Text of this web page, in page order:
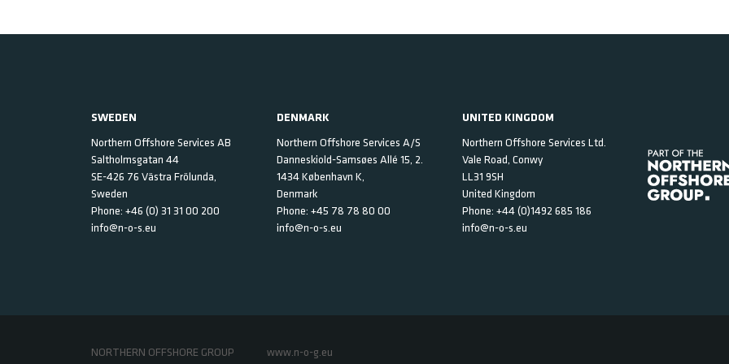
SWEDEN
Northern Offshore Services AB
Saltholmsgatan 44
SE-426 76 Västra Frölunda,
Sweden
Phone: +46 (0) 31 31 00 200
info@n-o-s.eu
DENMARK
Northern Offshore Services A/S
Danneskiold-Samsøes Allé 15, 2.
1434 København K,
Denmark
Phone: +45 78 78 80 00
info@n-o-s.eu
UNITED KINGDOM
Northern Offshore Services Ltd.
Vale Road, Conwy
LL31 9SH
United Kingdom
Phone: +44 (0)1492 685 186
info@n-o-s.eu
NORTHERN OFFSHORE GROUP www.n-o-g.eu